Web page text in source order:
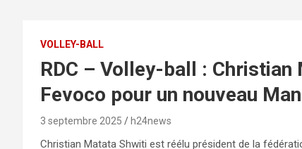
VOLLEY-BALL
RDC – Volley-ball :
Fevoco pour un nouveau
3 septembre 2025 h24news
Christian Matata Shwiti est réélu président de la